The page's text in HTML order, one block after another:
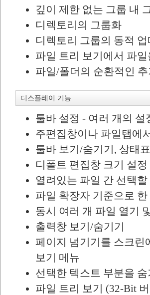
깊이 제한 없는 그룹 내
디렉토리의 그룹화
디렉토리 그룹의 동적 업
파일 트리 보기에서 파
파일/폴더의 순환적인
디스플레이 기능
툴바 설정 - 여러 개의 설
주편집창이나 파일탭에
툴바 보기/숨기기, 상태
디폴트 편집창 크기 설정
열려있는 파일 간 선택할
파일 확장자 기준으로 한
동시 여러 개 파일 열기
출력창 보기/숨기기
페이지 넘기기를 스크린
보기 메뉴
선택한 텍스트 부분을
파일 트리 보기 (32-Bit